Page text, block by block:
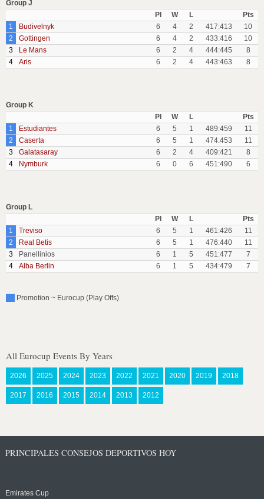
Group J
Pl
W L
Pts
1
Budivelnyk 6 4 2 417:413
10
2
Gottingen 6 4 2 433:416
10
3
Le Mans 6 2 4 444:445
8
4
Aris 6 2 4 443:463 8
Group K
Pl
W L
Pts
1
Estudiantes 6 5 1 489:459
11
2
Caserta 6 5 1 474:453
11
3
Galatasaray 6 2 4 409:421
8
4
Nymburk 6 0 6 451:490 6
Group L
Pl
W L
Pts
1
Treviso 6 5 1 461:426
11
2
Real Betis 6 5 1 476:440
11
3
Panellinios 6 1 5 451:477
7
4
Alba Berlin 6 1 5 434:479 7
Promotion ~ Eurocup (Play Offs)
All Eurocup Events By Years
2026 2025 2024 2023 2022 2021 2020 2019 2018
2017 2016 2015 2014 2013 2012
PRINCIPALES CONSEJOS DEPORTIVOS HOY
Emirates Cup